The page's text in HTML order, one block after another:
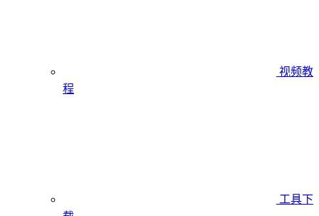
视频教
程
工具下